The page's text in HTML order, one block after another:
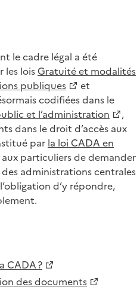
le cadre légal a été
les loisGratuité et modalités
publiques
et
codifiées dans le
et l’administration
,
dans le droit d’accès aux
par la loi CADA en
particuliers de demander
administrations centrales
d’y répondre,
CADA ?
des documents